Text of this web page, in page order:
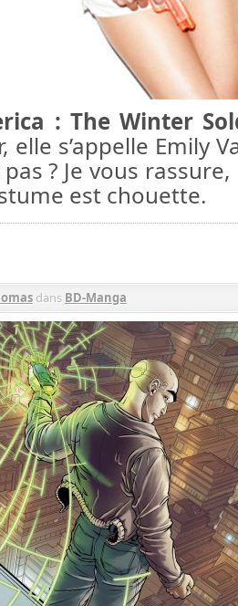
: The Winter
elle s’appelle Emily
? Je vous
est chouette.
dans BD-Manga